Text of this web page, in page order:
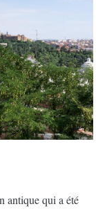
antique qui a été